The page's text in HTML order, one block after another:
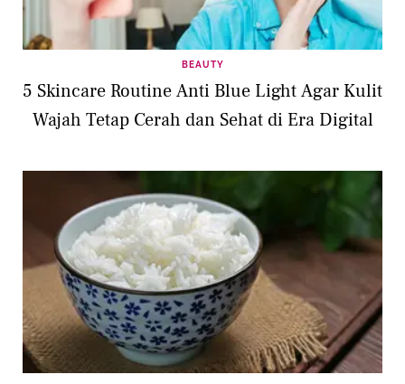
BEAUTY
5 Skincare Routine Anti Blue Light Agar Kulit
Wajah Tetap Cerah dan Sehat di Era Digital